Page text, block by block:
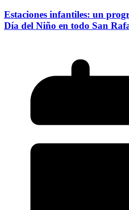
Estaciones infantiles: un
Día del Niño en todo San